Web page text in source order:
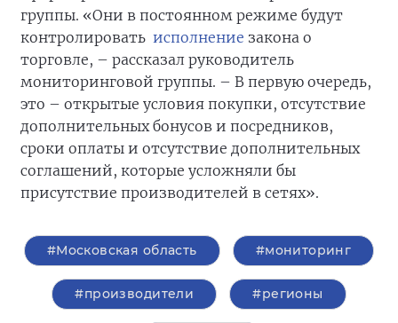
группы. «Они в постоянном режиме будут
контролировать исполнение закона о
торговле, – рассказал руководитель
мониторинговой группы. – В первую очередь,
это – открытые условия покупки, отсутствие
дополнительных бонусов и посредников,
сроки оплаты и отсутствие дополнительных
соглашений, которые усложняли бы
присутствие производителей в сетях».
#Московская область #мониторинг
#производители #регионы